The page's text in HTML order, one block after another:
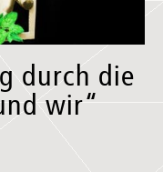
durch die
wir“